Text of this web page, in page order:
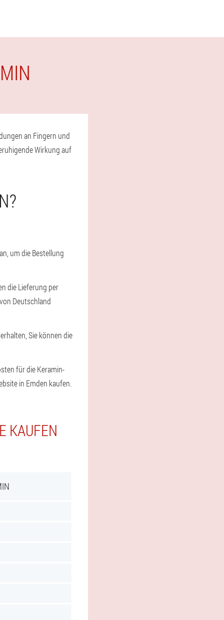
an Fingern und
Wirkung auf
um die Bestellung
die Lieferung per
Deutschland
Sie können die
für die Keramin-
in Emden kaufen.
KAUFEN